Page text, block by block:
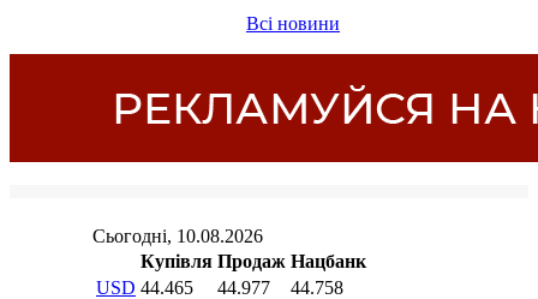
Всі новини